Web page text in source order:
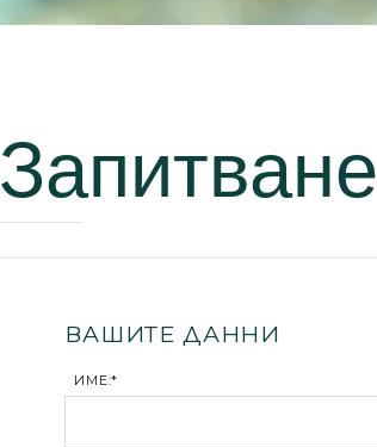
Запитване
ВАШИТЕ ДАННИ
ИМЕ:*